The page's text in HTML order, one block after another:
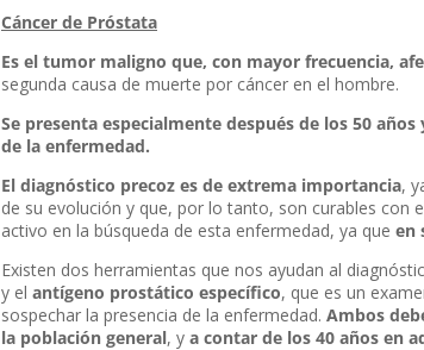
Cáncer de Próstata
Es el tumor maligno que, con mayor frecuencia,
segunda causa de muerte por cáncer en el hombre.
Se presenta especialmente después de los 50
de la enfermedad.
El diagnóstico precoz es de extrema importancia,
de su evolución y que, por lo tanto, son curables
activo en la búsqueda de esta enfermedad, ya que en
Existen dos herramientas que nos ayudan al
y el antígeno prostático específico, que es un
sospechar la presencia de la enfermedad. Ambos
la población general, y a contar de los 40 años en